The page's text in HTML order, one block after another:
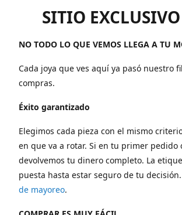
SITIO
NO TODO LO QUE VEMOS LLEGA A TU
Cada joya que ves aquí ya pasó nuestro
compras.
Éxito garantizado
Elegimos cada pieza con el mismo
en que va a rotar. Si en tu primer
devolvemos tu dinero completo. La
puesta hasta estar seguro de tu
de mayoreo.